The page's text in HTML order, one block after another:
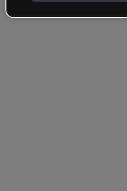
un autre domaine.